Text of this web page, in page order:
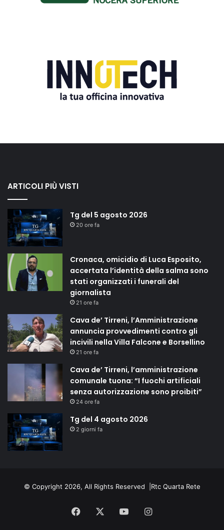
ARTICOLI PIÙ VISTI
Tg del 5 agosto 2026
20 ore fa
Cronaca, omicidio di Luca Esposito,
accertata l’identità della salma sono
stati organizzati i funerali del
giornalista
21 ore fa
Cava de’ Tirreni, l’Amministrazione
annuncia provvedimenti contro gli
incivili nella Villa Falcone e Borsellino
21 ore fa
Cava de’ Tirreni, l’amministrazione
comunale tuona: “I fuochi artificiali
senza autorizzazione sono proibiti”
24 ore fa
Tg del 4 agosto 2026
2 giorni fa
© Copyright 2026, All Rights Reserved | Rtc Quarta Rete
Facebook You Instagram